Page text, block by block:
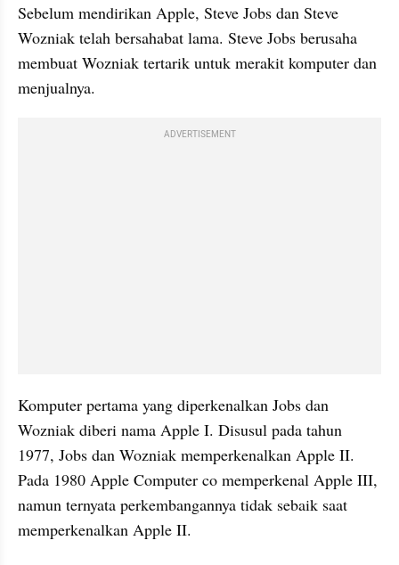
Sebelum mendirikan Apple, Steve Jobs dan Steve
Wozniak telah bersahabat lama. Steve Jobs berusaha
membuat Wozniak tertarik untuk merakit komputer dan
menjualnya.
ADVERTISEMENT
Komputer pertama yang diperkenalkan Jobs dan
Wozniak diberi nama Apple I. Disusul pada tahun
1977, Jobs dan Wozniak memperkenalkan Apple II.
Pada 1980 Apple Computer co memperkenal Apple III,
namun ternyata perkembangannya tidak sebaik saat
memperkenalkan Apple II.